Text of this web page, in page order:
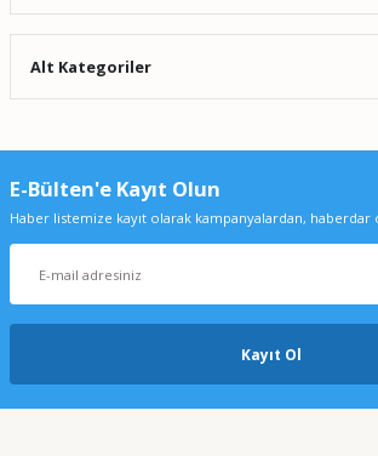
Alt Kategoriler
E-Bülten'e Kayıt Olun
Haber listemize kayıt olarak kampanyalardan, haberdar
Kayıt Ol